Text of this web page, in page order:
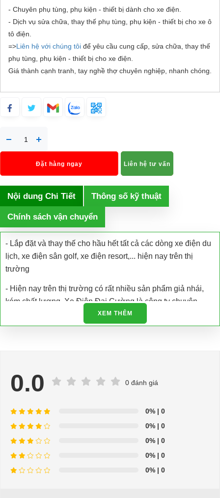
- Chuyên phụ tùng, phụ kiện - thiết bị dành cho xe điện.
- Dịch vụ sửa chữa, thay thế phụ tùng, phụ kiện - thiết bị cho xe ô
tô điện.
=>Liên hệ với chúng tôi để yêu cầu cung cấp, sửa chữa, thay thế
phụ tùng, phụ kiện - thiết bị cho xe điện.
Giá thành cạnh tranh, tay nghề thợ chuyên nghiệp, nhanh chóng.
Đặt hàng ngay Liên hệ tư vấn
Nội dung Chi Tiết Thông số kỹ thuật
Chính sách vận chuyển
- Lắp đặt và thay thế cho hầu hết tất cả các dòng xe điện du
lịch, xe điện sân golf, xe điện resort,... hiện nay trên thị
trường
- Hiện nay trên thị trường có rất nhiều sản phẩm giả nhái,
kém chất lượng. Xe Điện Đại Cường là công ty chuyên
nhập khẩu các loại xe điện và phụ tùng xe điện trực tiếp tại
nhà máy sản xuất đảm bảo chất lượng và có giấy tờ được
- Hỗ trợ giải đáp các vấn đề liên quan đến xe điện miễn phí
- Chuyên phụ tùng, phụ kiện - thiết bị dành cho xe điện.
- Dịch vụ sửa chữa, thay thế phụ tùng, phụ kiện - thiết bị cho
xe ô tô điện.
thay thế phụ tùng, phụ kiện - thiết bị cho xe điện. Giá thành
XEM THÊM
0.0 0 đánh giá
0% | 0
0% | 0
0% | 0
0% | 0
0% | 0